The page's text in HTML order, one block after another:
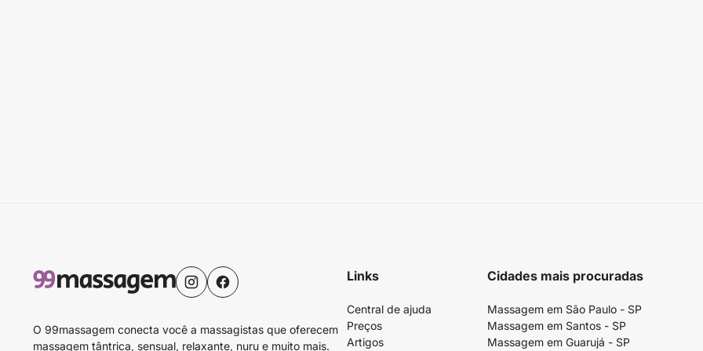
O 99massagem conecta você a massagistas que oferecem
massagem tântrica, sensual, relaxante, nuru e muito mais.
Links
Central de ajuda
Preços
Artigos
Cidades mais procuradas
Massagem em São Paulo - SP
Massagem em Santos - SP
Massagem em Guarujá - SP